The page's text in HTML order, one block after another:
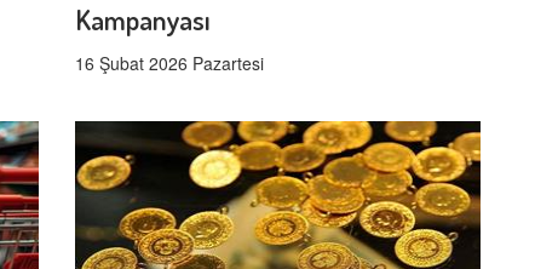
Kampanyası
16 Şubat 2026 Pazartesi